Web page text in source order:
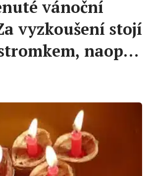
vánoční
vyzkoušení stojí
naopak
vymetání